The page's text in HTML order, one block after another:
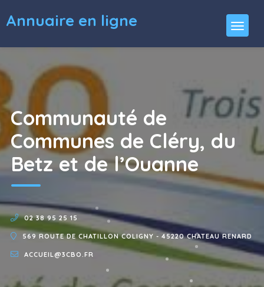
Annuaire en ligne
Communauté de
Communes de Cléry, du
Betz et de l’Ouanne
02 38 95 25 15
569 ROUTE DE CHATILLON COLIGNY - 45220 CHATEAU RENARD
ACCUEIL@3CBO.FR